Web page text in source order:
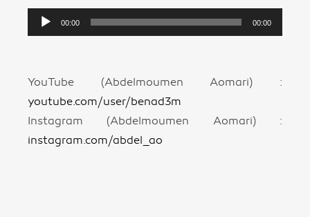
Lecteur
audio
00:00 00:00
YouTube (Abdelmoumen Aomari) :
youtube.com/user/benad3m
Instagram (Abdelmoumen Aomari) :
instagram.com/abdel_ao